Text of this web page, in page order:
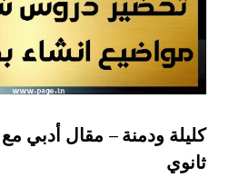
كليلة ودمنة – مقال أدبي مع
ثانوي